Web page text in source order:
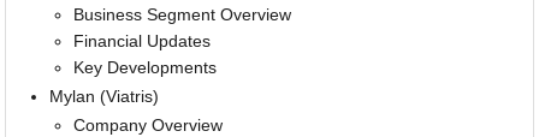
Business Segment Overview
Financial Updates
Key Developments
Mylan (Viatris)
Company Overview